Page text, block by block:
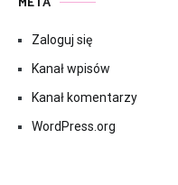
Zaloguj się
Kanał wpisów
Kanał komentarzy
WordPress.org